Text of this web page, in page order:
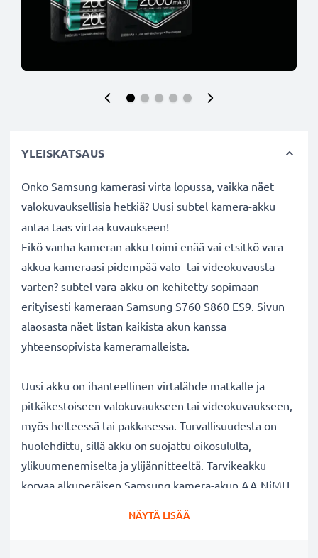
YLEISKATSAUS
Onko Samsung kamerasi virta lopussa, vaikka näet
valokuvauksellisia hetkiä? Uusi subtel kamera-akku
antaa taas virtaa kuvaukseen!
Eikö vanha kameran akku toimi enää vai etsitkö vara-
akkua kameraasi pidempää valo- tai videokuvausta
varten? subtel vara-akku on kehitetty sopimaan
erityisesti kameraan Samsung S760 S860 ES9. Sivun
alaosasta näet listan kaikista akun kanssa
yhteensopivista kameramalleista.
Uusi akku on ihanteellinen virtalähde matkalle ja
pitkäkestoiseen valokuvaukseen tai videokuvaukseen,
myös helteessä tai pakkasessa. Turvallisuudesta on
huolehdittu, sillä akku on suojattu oikosululta,
ylikuumenemiselta ja ylijännitteeltä. Tarvikeakku
korvaa alkuperäisen Samsung kamera-akun AA NiMH
NÄYTÄ LISÄÄ